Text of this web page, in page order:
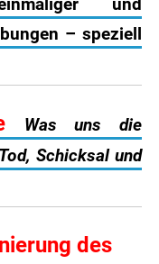
und
– speziell
Was uns die
Schicksal und
des